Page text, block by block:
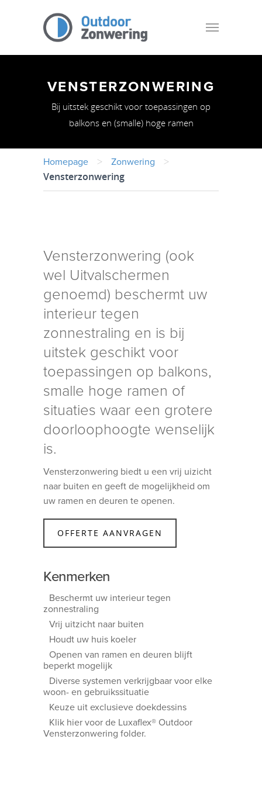
VENSTERZONWERING
Bij uitstek geschikt voor toepassingen op
balkons en (smalle) hoge ramen
Homepage > Zonwering
>
Vensterzonwering
Vensterzonwering (ook
wel Uitvalschermen
genoemd) beschermt uw
interieur tegen
zonnestraling en is bij
uitstek geschikt voor
toepassingen op balkons,
smalle hoge ramen of
situaties waar een grotere
doorloophoogte wenselijk
is.
Vensterzonwering biedt u een vrij uizicht
naar buiten en geeft de mogelijkheid om
uw ramen en deuren te openen.
OFFERTE AANVRAGEN
Kenmerken
Beschermt uw interieur tegen
zonnestraling
Vrij uitzicht naar buiten
Houdt uw huis koeler
Openen van ramen en deuren blijft
beperkt mogelijk
Diverse systemen verkrijgbaar voor elke
woon- en gebruikssituatie
Keuze uit exclusieve doekdessins
Klik hier voor de Luxaflex® Outdoor
Vensterzonwering folder.